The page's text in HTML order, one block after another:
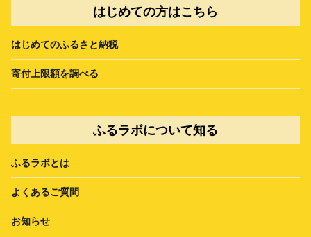
はじめての方はこちら
はじめてのふるさと納税
寄付上限額を調べる
ふるラボについて知る
ふるラボとは
よくあるご質問
お知らせ